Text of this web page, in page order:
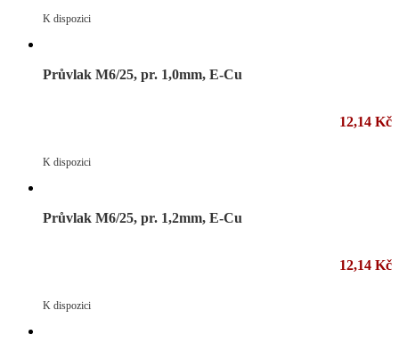
K dispozici
Průvlak M6/25, pr. 1,0mm, E-Cu
12,14 Kč
K dispozici
Průvlak M6/25, pr. 1,2mm, E-Cu
12,14 Kč
K dispozici